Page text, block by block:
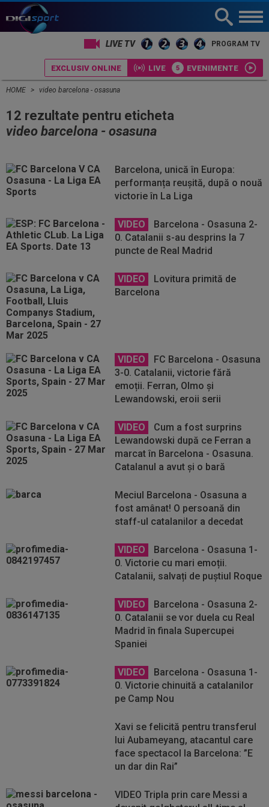
LIVE TV PROGRAM TV
EXCLUSIV ONLINE LIVE EVENIMENTE
HOME video barcelona - osasuna
12 rezultate pentru eticheta
video barcelona - osasuna
Barcelona, unică în Europa:
performanța reușită, după o nouă
victorie în La Liga
VIDEO
Barcelona - Osasuna 2-
0. Catalanii s-au desprins la 7
puncte de Real Madrid
VIDEO
Lovitura primită de
Barcelona
VIDEO
FC Barcelona - Osasuna
3-0. Catalanii, victorie fără
emoții. Ferran, Olmo și
Lewandowski, eroii serii
VIDEO
Cum a fost surprins
Lewandowski după ce Ferran a
marcat în Barcelona - Osasuna.
Catalanul a avut și o bară
Meciul Barcelona - Osasuna a
fost amânat! O persoană din
staff-ul catalanilor a decedat
VIDEO
Barcelona - Osasuna 1-
0. Victorie cu mari emoții.
Catalanii, salvați de puștiul Roque
VIDEO
Barcelona - Osasuna 2-
0. Catalanii se vor duela cu Real
Madrid în finala Supercupei
Spaniei
VIDEO
Barcelona - Osasuna 1-
0. Victorie chinuită a catalanilor
pe Camp Nou
Xavi se felicită pentru transferul
lui Aubameyang, atacantul care
face spectacol la Barcelona: ”E
un dar din Rai”
VIDEO Tripla prin care Messi a